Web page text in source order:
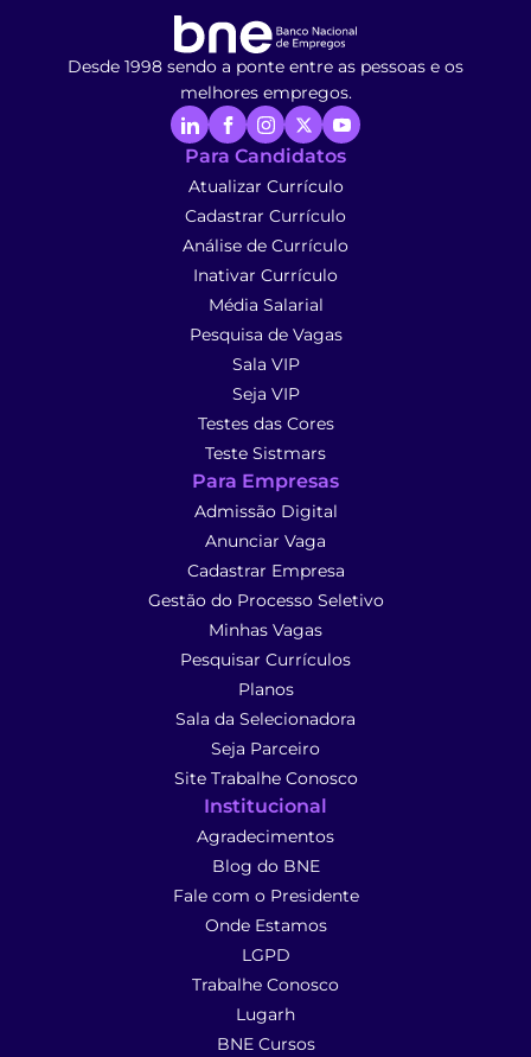
Desde 1998 sendo a ponte entre as pessoas e os
melhores empregos.
Para Candidatos
Atualizar Currículo
Cadastrar Currículo
Análise de Currículo
Inativar Currículo
Média Salarial
Pesquisa de Vagas
Sala VIP
Seja VIP
Testes das Cores
Teste Sistmars
Para Empresas
Admissão Digital
Anunciar Vaga
Cadastrar Empresa
Gestão do Processo Seletivo
Minhas Vagas
Pesquisar Currículos
Planos
Sala da Selecionadora
Seja Parceiro
Site Trabalhe Conosco
Institucional
Agradecimentos
Blog do BNE
Fale com o Presidente
Onde Estamos
LGPD
Trabalhe Conosco
Lugarh
BNE Cursos